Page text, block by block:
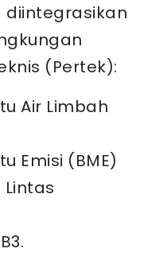
diintegrasikan
(Pertek):
Air Limbah
Emisi (BME)